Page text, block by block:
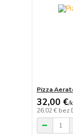
Pizza
32,00 €/
26,02 € bez